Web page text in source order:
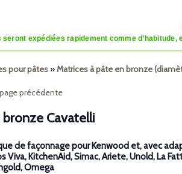
seront expédiées rapidement comme
pour pâtes»Matrices à pâte en bronze
précédente
bronze Cavatelli
de façonnage pour Kenwood et, avec
Viva, KitchenAid, Simac, Ariete, Unold, La
Omega